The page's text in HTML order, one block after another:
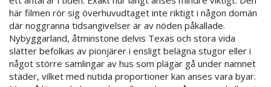
här filmen rör sig överhuvudtaget inte riktigt i någon domän
där noggranna tidsangivelser är av nöden påkallade.
Nybyggarland, åtminstone delvis Texas och stora vida
slätter befolkas av pionjärer i ensligt belägna stugor eller i
något större samlingar av hus som plägar gå under namnet
städer, vilket med nutida proportioner kan anses vara byar.